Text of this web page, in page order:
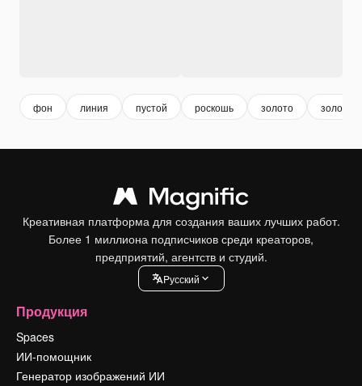
фон линия пустой роскошь золото золотой
Креативная платформа для создания ваших лучших работ.
Более 1 миллиона подписчиков среди креаторов,
предприятий, агентств и студий.
Pусский
Продукция
Spaces
ИИ-помощник
Генератор изображений ИИ